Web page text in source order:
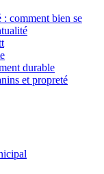
comment bien se
durable
et propreté